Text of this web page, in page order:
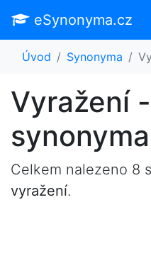
eSynonyma.cz
Úvod Synonyma
Vyražení -
synonyma
Celkem nalezeno 8
vyražení.